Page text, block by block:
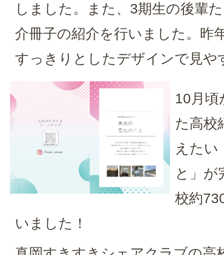
しました。また、3期生の後輩
介冊子の紹介を行いました。昨
すっきりとしたデザインで見や
10月頃
た高校
えたい
と」が
校約
いました！